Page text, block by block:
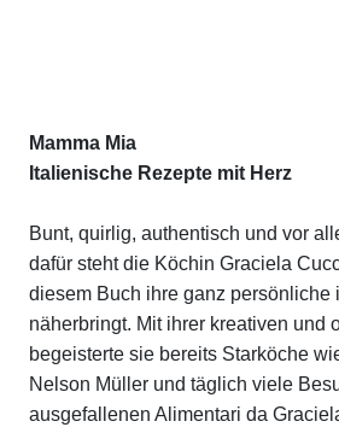
Beschreibung
Mamma Mia
Italienische Rezepte mit Herz
Bunt, quirlig, authentisch und vor
dafür steht die Köchin Graciela
diesem Buch ihre ganz persönliche
näherbringt. Mit ihrer kreativen und
begeisterte sie bereits Starköche
Nelson Müller und täglich viele
ausgefallenen Alimentari da